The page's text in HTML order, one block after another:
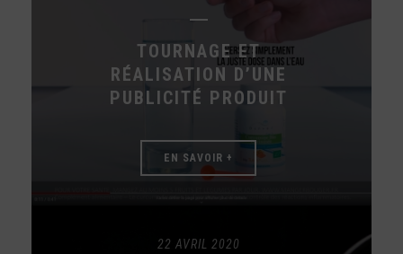
TOURNAGE ET
RÉALISATION D’UNE
PUBLICITÉ PRODUIT
EN SAVOIR +
22 AVRIL 2020